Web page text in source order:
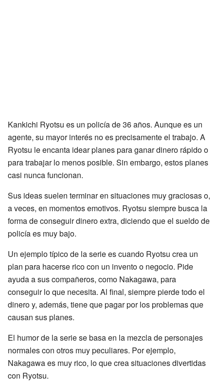
Kankichi Ryotsu es un policía de 36 años. Aunque es un
agente, su mayor interés no es precisamente el trabajo. A
Ryotsu le encanta idear planes para ganar dinero rápido o
para trabajar lo menos posible. Sin embargo, estos planes
casi nunca funcionan.
Sus ideas suelen terminar en situaciones muy graciosas o,
a veces, en momentos emotivos. Ryotsu siempre busca la
forma de conseguir dinero extra, diciendo que el sueldo de
policía es muy bajo.
Un ejemplo típico de la serie es cuando Ryotsu crea un
plan para hacerse rico con un invento o negocio. Pide
ayuda a sus compañeros, como Nakagawa, para
conseguir lo que necesita. Al final, siempre pierde todo el
dinero y, además, tiene que pagar por los problemas que
causan sus planes.
El humor de la serie se basa en la mezcla de personajes
normales con otros muy peculiares. Por ejemplo,
Nakagawa es muy rico, lo que crea situaciones divertidas
con Ryotsu.